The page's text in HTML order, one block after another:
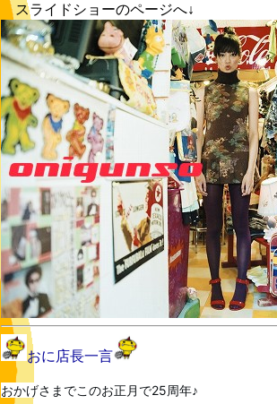
スライドショーのページへ↓
おに店長一言
おかげさまでこのお正月で25周年♪